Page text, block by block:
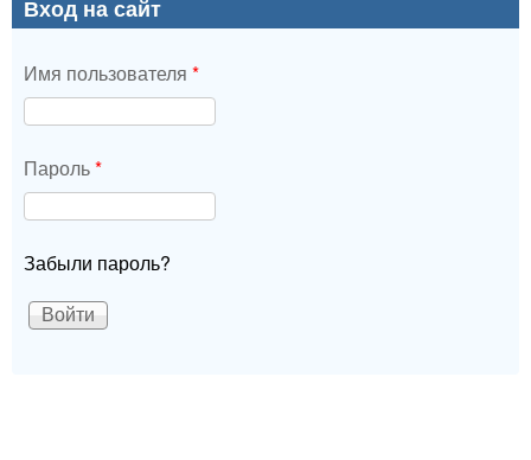
Вход на сайт
Имя пользователя *
Пароль*
Забыли пароль?